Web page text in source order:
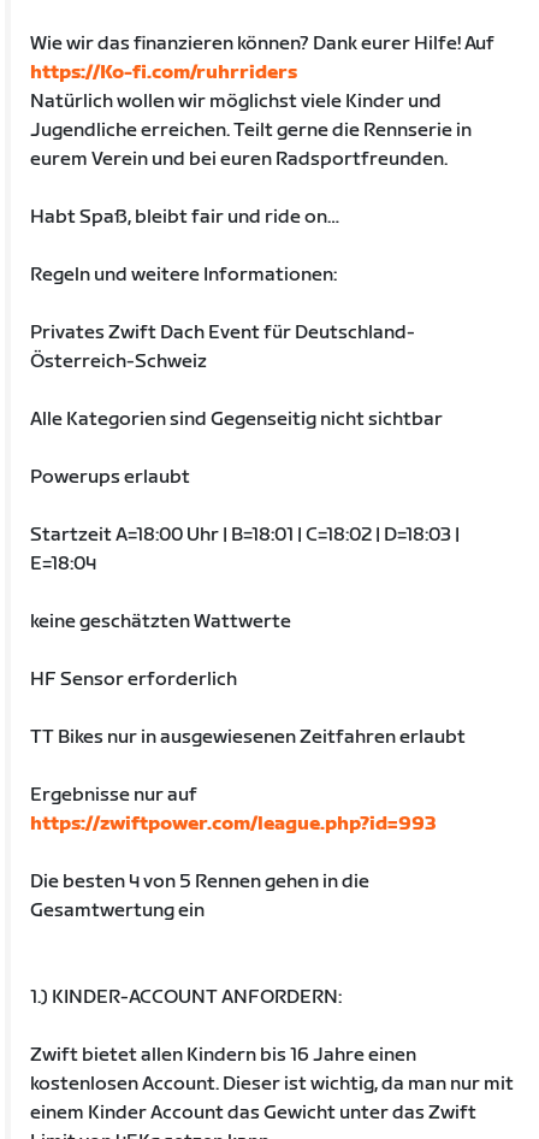
Wie wir das finanzieren können? Dank eurer Hilfe! Auf
https://Ko-fi.com/ruhrriders
Natürlich wollen wir möglichst viele Kinder und
Jugendliche erreichen. Teilt gerne die Rennserie in
eurem Verein und bei euren Radsportfreunden.
Habt Spaß, bleibt fair und ride on…
Regeln und weitere Informationen:
Privates Zwift Dach Event für Deutschland-
Österreich-Schweiz
Alle Kategorien sind Gegenseitig nicht sichtbar
Powerups erlaubt
Startzeit A=18:00 Uhr | B=18:01 | C=18:02 | D=18:03 |
E=18:04
keine geschätzten Wattwerte
HF Sensor erforderlich
TT Bikes nur in ausgewiesenen Zeitfahren erlaubt
Ergebnisse nur auf
https://zwiftpower.com/league.php?id=993
Die besten 4 von 5 Rennen gehen in die
Gesamtwertung ein
1.) KINDER-ACCOUNT ANFORDERN:
Zwift bietet allen Kindern bis 16 Jahre einen
kostenlosen Account. Dieser ist wichtig, da man nur mit
einem Kinder Account das Gewicht unter das Zwift